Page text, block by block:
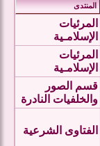
المنتدى
المرئيات
الإسلامـية
المرئيات
الإسلامـية
قسم الصور
والخلفيات النادرة
الفتاوى الشرعية